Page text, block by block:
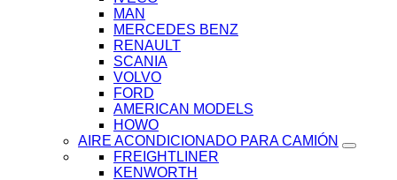
MAN
MERCEDES BENZ
RENAULT
SCANIA
VOLVO
FORD
AMERICAN MODELS
HOWO
AIRE ACONDICIONADO PARA CAMIÓN
FREIGHTLINER
KENWORTH